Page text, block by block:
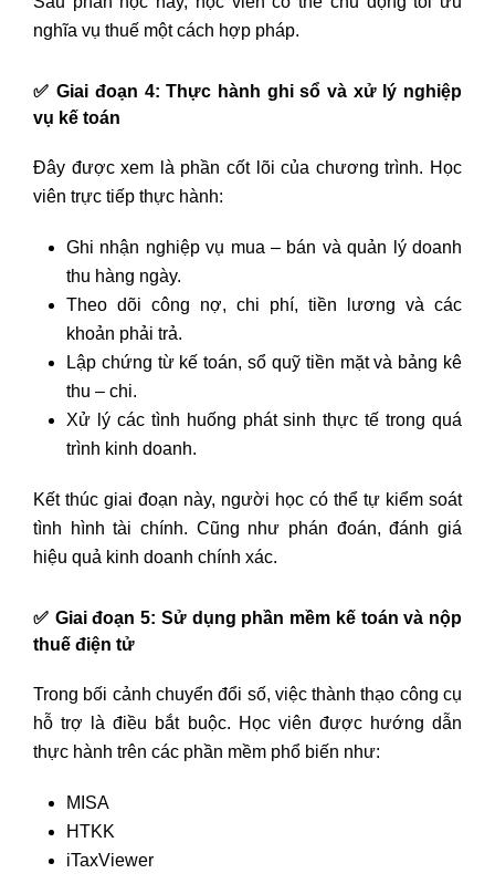
nghĩa vụ thuế một cách hợp pháp.
✅ Giai đoạn 4: Thực hành ghi sổ và xử lý nghiệp
vụ kế toán
Đây được xem là phần cốt lõi của chương trình. Học
viên trực tiếp thực hành:
Ghi nhận nghiệp vụ mua – bán và quản lý doanh
thu hàng ngày.
Theo dõi công nợ, chi phí, tiền lương và các
khoản phải trả.
Lập chứng từ kế toán, sổ quỹ tiền mặt và bảng kê
thu – chi.
Xử lý các tình huống phát sinh thực tế trong quá
trình kinh doanh.
Kết thúc giai đoạn này, người học có thể tự kiểm soát
tình hình tài chính. Cũng như phán đoán, đánh giá
hiệu quả kinh doanh chính xác.
✅ Giai đoạn 5: Sử dụng phần mềm kế toán và nộp
thuế điện tử
Trong bối cảnh chuyển đổi số, việc thành thạo công cụ
hỗ trợ là điều bắt buộc. Học viên được hướng dẫn
thực hành trên các phần mềm phổ biến như:
MISA
HTKK
iTaxViewer